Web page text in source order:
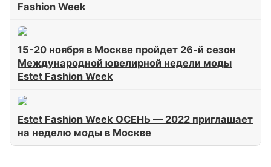
Fashion Week
15-20 ноября в Москве пройдет 26-й сезон
Международной ювелирной недели моды
Estet Fashion Week
Estet Fashion Week ОСЕНЬ — 2022 приглашает
на неделю моды в Москве